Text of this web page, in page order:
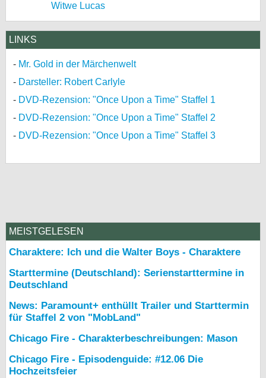
Witwe Lucas
LINKS
Mr. Gold in der Märchenwelt
Darsteller: Robert Carlyle
DVD-Rezension: "Once Upon a Time" Staffel 1
DVD-Rezension: "Once Upon a Time" Staffel 2
DVD-Rezension: "Once Upon a Time" Staffel 3
MEISTGELESEN
Charaktere: Ich und die Walter Boys - Charaktere
Starttermine (Deutschland): Serienstarttermine in
Deutschland
News: Paramount+ enthüllt Trailer und Starttermin
für Staffel 2 von "MobLand"
Chicago Fire - Charakterbeschreibungen: Mason
Chicago Fire - Episodenguide: #12.06 Die
Hochzeitsfeier